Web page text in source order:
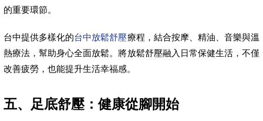
的重要環節。
台中提供多樣化的台中放鬆舒壓療程，結合按摩、精油、音樂與溫
熱療法，幫助身心全面放鬆。將放鬆舒壓融入日常保健生活，不僅
改善疲勞，也能提升生活幸福感。
五、足底舒壓：健康從腳開始